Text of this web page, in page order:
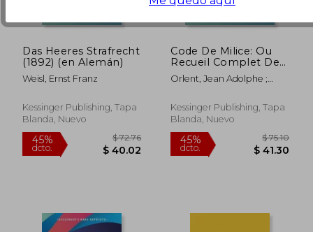
45%
dcto. $ 216.43
45%
dcto. $
Das Heeres Strafrecht
(1892) (en Alemán)
Weisl, Ernst Franz
Kessinger Publishing, Tapa
Blanda, Nuevo
Code De Milice: Ou
Recueil Complet Des
Lois Sur La Matiere
(1835) (en Francés)
Orlent, Jean Adolphe ;
Kessinger Publishing, Tapa
Blanda, Nuevo